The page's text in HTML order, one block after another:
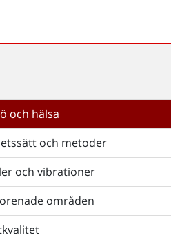
och hälsa
och metoder
och vibrationer
områden